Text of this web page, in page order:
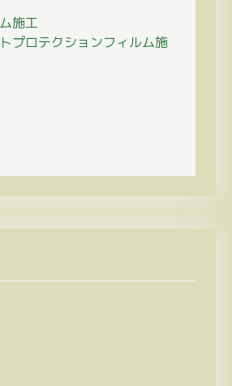
施工
プロテクションフィルム施